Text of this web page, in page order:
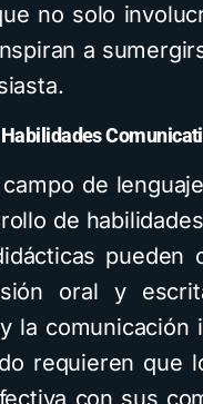
no solo
a
de
de
pueden
oral y
la
requieren que
con sus